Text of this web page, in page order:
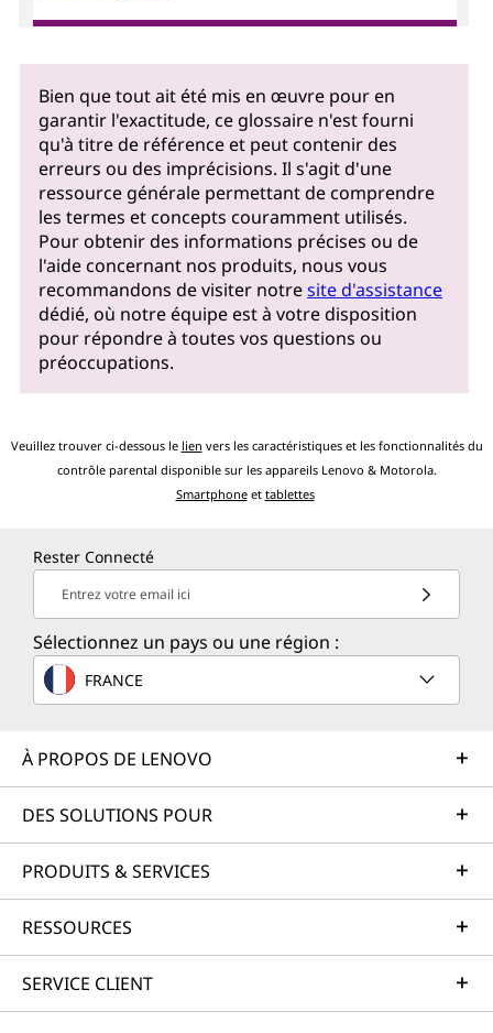
Bien que tout ait été mis en œuvre pour en
garantir l'exactitude, ce glossaire n'est fourni
qu'à titre de référence et peut contenir des
erreurs ou des imprécisions. Il s'agit d'une
ressource générale permettant de comprendre
les termes et concepts couramment utilisés.
Pour obtenir des informations précises ou de
l'aide concernant nos produits, nous vous
recommandons de visiter notresite d'assistance
dédié, où notre équipe est à votre disposition
pour répondre à toutes vos questions ou
préoccupations.
Veuillez trouver ci-dessous le lien vers les caractéristiques et les fonctionnalités du
contrôle parental disponible sur les appareils Lenovo & Motorola.
Smartphoneet tablettes
Rester Connecté
Entrez votre email ici
Sélectionnez un pays ou une région :
FRANCE
À PROPOS DE LENOVO
DES SOLUTIONS POUR
PRODUITS & SERVICES
RESSOURCES
SERVICE CLIENT